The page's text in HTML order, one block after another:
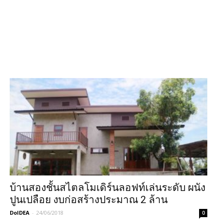
บ้านสองชั้นสไตลโมเดิร์นลอฟท์เล่นระดับ ผนัง
ปูนเปลือย งบก่อสร้างประมาณ 2 ล้าน
DoIDEA - 24/06/2018 0